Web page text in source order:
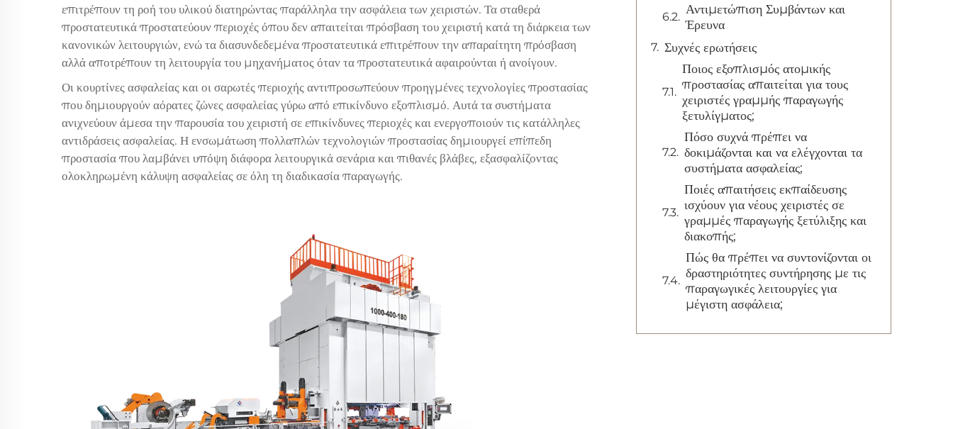
επιτρέπουν τη ροή του υλικού διατηρώντας παράλληλα την ασφάλεια των χειριστών. Τα σταθερά
προστατευτικά προστατεύουν περιοχές όπου δεν απαιτείται πρόσβαση του χειριστή κατά τη διάρκεια των
κανονικών λειτουργιών, ενώ τα διασυνδεδεμένα προστατευτικά επιτρέπουν την απαραίτητη πρόσβαση
αλλά αποτρέπουν τη λειτουργία του μηχανήματος όταν τα προστατευτικά αφαιρούνται ή ανοίγουν.
Οι κουρτίνες ασφαλείας και οι σαρωτές περιοχής αντιπροσωπεύουν προηγμένες τεχνολογίες προστασίας
που δημιουργούν αόρατες ζώνες ασφαλείας γύρω από επικίνδυνο εξοπλισμό. Αυτά τα συστήματα
ανιχνεύουν άμεσα την παρουσία του χειριστή σε επικίνδυνες περιοχές και ενεργοποιούν τις κατάλληλες
αντιδράσεις ασφαλείας. Η ενσωμάτωση πολλαπλών τεχνολογιών προστασίας δημιουργεί επίπεδη
προστασία που λαμβάνει υπόψη διάφορα λειτουργικά σενάρια και πιθανές βλάβες, εξασφαλίζοντας
ολοκληρωμένη κάλυψη ασφαλείας σε όλη τη διαδικασία παραγωγής.
Αντιμετώπιση Συμβάντων και
Έρευνα
Συχνές ερωτήσεις
Ποιος εξοπλισμός ατομικής
προστασίας απαιτείται για τους
χειριστές γραμμής παραγωγής
ξετυλίγματος;
Πόσο συχνά πρέπει να
δοκιμάζονται και να ελέγχονται τα
συστήματα ασφαλείας;
Ποιές απαιτήσεις εκπαίδευσης
ισχύουν για νέους χειριστές σε
γραμμές παραγωγής ξετύλιξης και
διακοπής;
Πώς θα πρέπει να συντονίζονται οι
δραστηριότητες συντήρησης με τις
παραγωγικές λειτουργίες για
μέγιστη ασφάλεια;